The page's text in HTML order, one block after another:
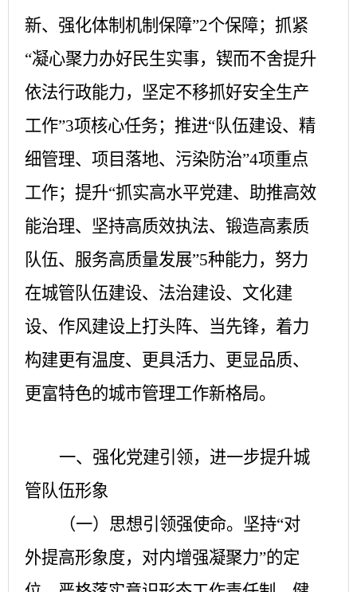
新、强化体制机制保障”2个保障；抓紧
“凝心聚力办好民生实事，锲而不舍提升
依法行政能力，坚定不移抓好安全生产
工作”3项核心任务；推进“队伍建设、精
细管理、项目落地、污染防治”4项重点
工作；提升“抓实高水平党建、助推高效
能治理、坚持高质效执法、锻造高素质
队伍、服务高质量发展”5种能力，努力
在城管队伍建设、法治建设、文化建
设、作风建设上打头阵、当先锋，着力
构建更有温度、更具活力、更显品质、
更富特色的城市管理工作新格局。
一、强化党建引领，进一步提升城
管队伍形象
（一）思想引领强使命。 坚持“对
外提高形象度，对内增强凝聚力”的定